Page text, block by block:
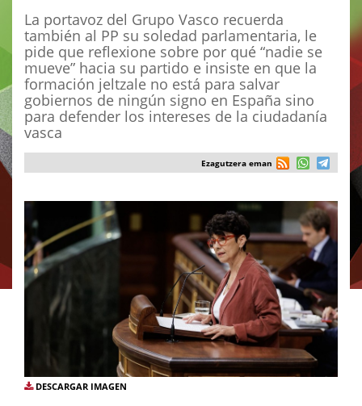
La portavoz del Grupo Vasco recuerda
también al PP su soledad parlamentaria, le
pide que reflexione sobre por qué “nadie se
mueve” hacia su partido e insiste en que la
formación jeltzale no está para salvar
gobiernos de ningún signo en España sino
para defender los intereses de la ciudadanía
vasca
Ezagutzera eman
DESCARGAR IMAGEN